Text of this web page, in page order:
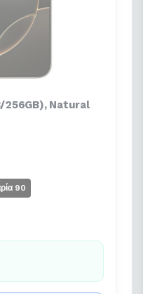
256GB), Natural
90